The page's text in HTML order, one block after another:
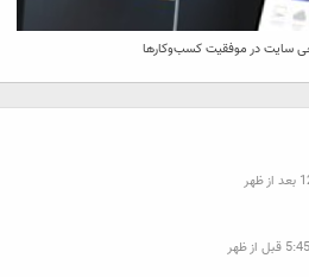
سایت در موفقیت کسب‌وکارها